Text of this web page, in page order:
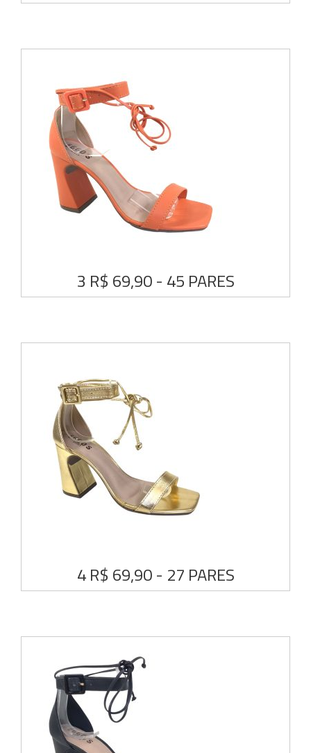
3 R$ 69,90 - 45 PARES
4 R$ 69,90 - 27 PARES